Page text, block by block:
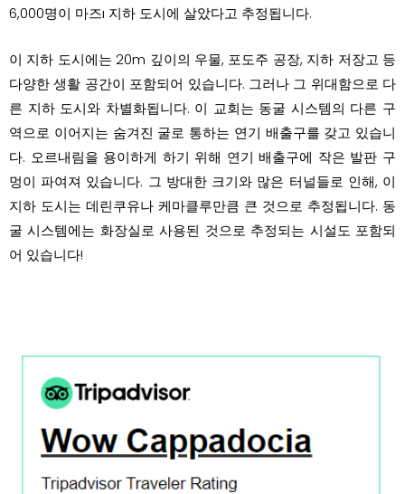
6,000명이 마즈ı 지하 도시에 살았다고 추정됩니다.
이 지하 도시에는 20m 깊이의 우물, 포도주 공장, 지하 저장고 등
다양한 생활 공간이 포함되어 있습니다. 그러나 그 위대함으로 다
른 지하 도시와 차별화됩니다. 이 교회는 동굴 시스템의 다른 구
역으로 이어지는 숨겨진 굴로 통하는 연기 배출구를 갖고 있습니
다. 오르내림을 용이하게 하기 위해 연기 배출구에 작은 발판 구
멍이 파여져 있습니다. 그 방대한 크기와 많은 터널들로 인해, 이
지하 도시는 데린쿠유나 케마클루만큼 큰 것으로 추정됩니다. 동
굴 시스템에는 화장실로 사용된 것으로 추정되는 시설도 포함되
어 있습니다!